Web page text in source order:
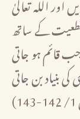
کے ساتھ
قائم ہو جاتی
بنیاد بن جاتی